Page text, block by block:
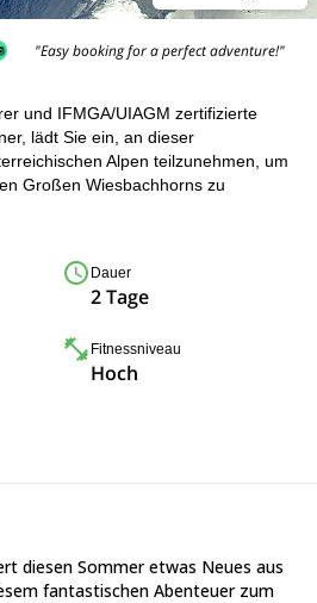
"Easy booking for a perfect adventure!"
und IFMGA/UIAGM zertifizierte
lädt Sie ein, an dieser
Alpen teilzunehmen, um
Großen Wiesbachhorns zu
Dauer
2 Tage
Fitnessniveau
Hoch
diesen Sommer etwas Neues aus
fantastischen Abenteuer zum